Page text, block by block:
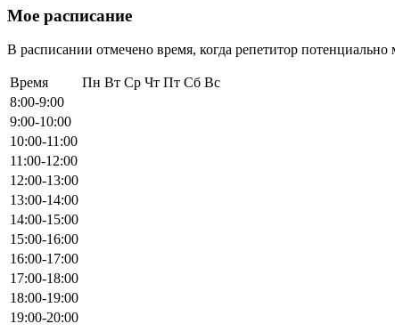
Мое расписание
В расписании отмечено время, когда репетитор
Время Пн Вт Ср Чт Пт Сб Вс
8:00-9:00
9:00-10:00
10:00-11:00
11:00-12:00
12:00-13:00
13:00-14:00
14:00-15:00
15:00-16:00
16:00-17:00
17:00-18:00
18:00-19:00
19:00-20:00